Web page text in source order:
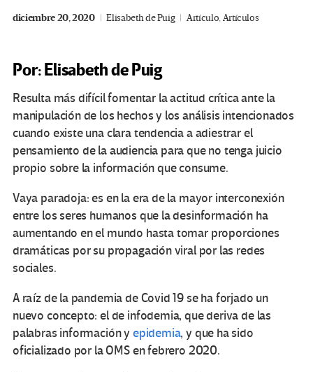
diciembre 20, 2020 Elisabeth de Puig Artículo,Artículos
Por: Elisabeth de Puig
Resulta más difícil fomentar la actitud crítica ante la
manipulación de los hechos y los análisis intencionados
cuando existe una clara tendencia a adiestrar el
pensamiento de la audiencia para que no tenga juicio
propio sobre la información que consume.
Vaya paradoja: es en la era de la mayor interconexión
entre los seres humanos que la desinformación ha
aumentando en el mundo hasta tomar proporciones
dramáticas por su propagación viral por las redes
sociales.
A raíz de la pandemia de Covid 19 se ha forjado un
nuevo concepto: el de infodemia, que deriva de las
palabras informacióny epidemia, y que ha sido
oficializado por la OMS en febrero 2020.